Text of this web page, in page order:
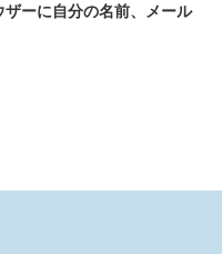
ーに自分の名前、メール